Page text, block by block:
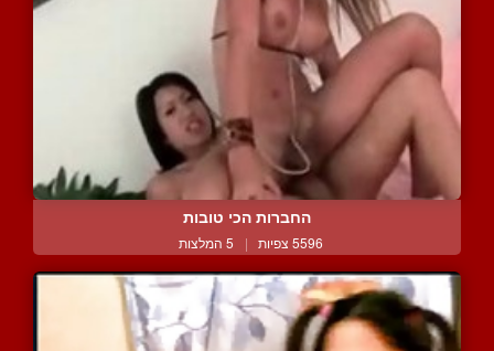
החברות הכי טובות
5596 צפיות | 5 המלצות